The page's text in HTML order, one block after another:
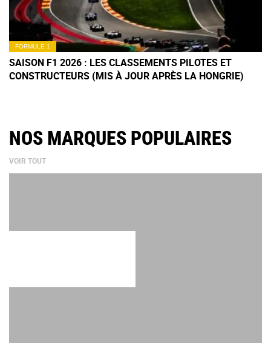
FORMULE 1
SAISON F1 2026 : LES CLASSEMENTS PILOTES ET
CONSTRUCTEURS (MIS À JOUR APRÈS LA HONGRIE)
NOS MARQUES POPULAIRES
VOIR TOUT